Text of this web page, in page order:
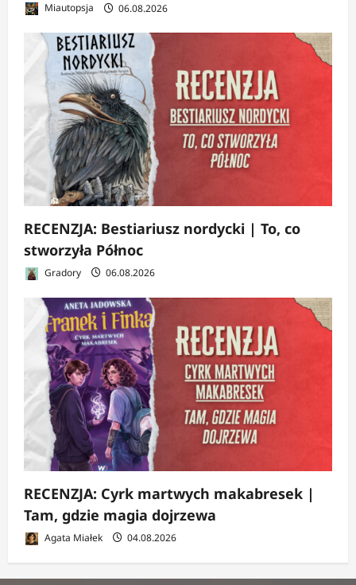
Miautopsja 06.08.2026
RECENZJA: Bestiariusz nordycki | To, co
stworzyła Północ
Gradory 06.08.2026
RECENZJA: Cyrk martwych makabresek |
Tam, gdzie magia dojrzewa
Agata Miałek 04.08.2026